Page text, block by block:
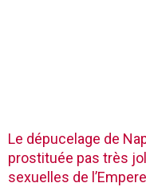
Le dépucelage de
prostituée pas très
sexuelles de